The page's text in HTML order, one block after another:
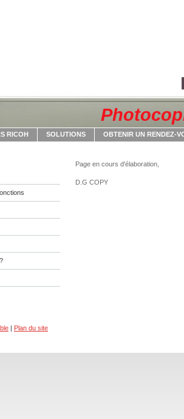
RICOH SOLUTIONS OBTENIR UN RENDEZ-
Page en cours d'élaboration,
D.G COPY
| Plan du site